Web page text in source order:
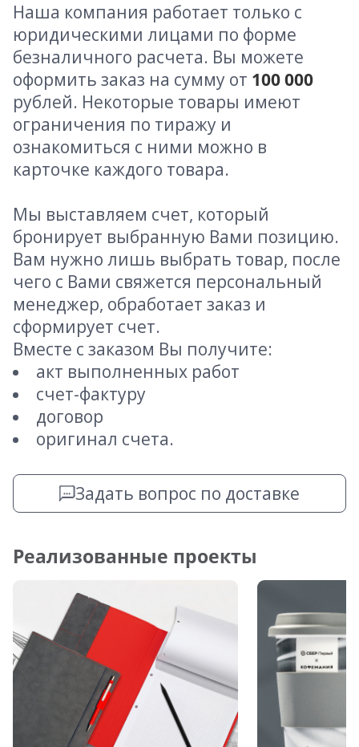
Наша компания работает только с
юридическими лицами по форме
безналичного расчета. Вы можете
оформить заказ на сумму от 100 000
рублей. Некоторые товары имеют
ограничения по тиражу и
ознакомиться с ними можно в
карточке каждого товара.
Мы выставляем счет, который
бронирует выбранную Вами позицию.
Вам нужно лишь выбрать товар, после
чего с Вами свяжется персональный
менеджер, обработает заказ и
сформирует счет.
Вместе с заказом Вы получите:
акт выполненных работ
счет-фактуру
договор
оригинал счета.
Задать вопрос по доставке
Реализованные проекты